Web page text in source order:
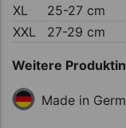
XL
25-27 cm
XXL
27-29 cm
Weitere
Made in